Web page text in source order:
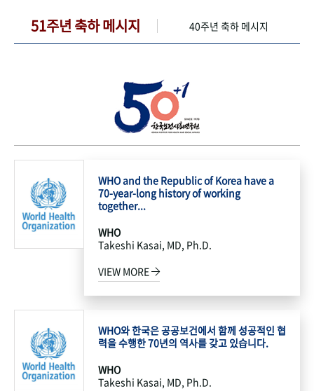
51주년 축하 메시지 40주년 축하 메시지
WHO and the Republic of Korea have a
70-year-long history of working
together...
WHO
Takeshi Kasai, MD, Ph.D.
VIEW MORE
WHO와 한국은 공공보건에서 함께 성공적인 협
력을 수행한 70년의 역사를 갖고 있습니다.
WHO
Takeshi Kasai, MD, Ph.D.